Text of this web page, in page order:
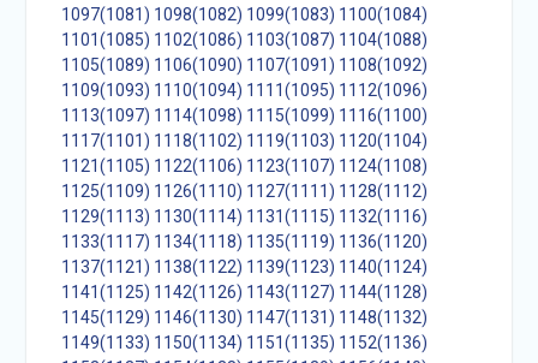
1097(1081) 1098(1082) 1099(1083) 1100(1084)
1101(1085) 1102(1086) 1103(1087) 1104(1088)
1105(1089) 1106(1090) 1107(1091) 1108(1092)
1109(1093) 1110(1094) 1111(1095) 1112(1096)
1113(1097) 1114(1098) 1115(1099) 1116(1100)
1117(1101) 1118(1102) 1119(1103) 1120(1104)
1121(1105) 1122(1106) 1123(1107) 1124(1108)
1125(1109) 1126(1110) 1127(1111) 1128(1112)
1129(1113) 1130(1114) 1131(1115) 1132(1116)
1133(1117) 1134(1118) 1135(1119) 1136(1120)
1137(1121) 1138(1122) 1139(1123) 1140(1124)
1141(1125) 1142(1126) 1143(1127) 1144(1128)
1145(1129) 1146(1130) 1147(1131) 1148(1132)
1149(1133) 1150(1134) 1151(1135) 1152(1136)